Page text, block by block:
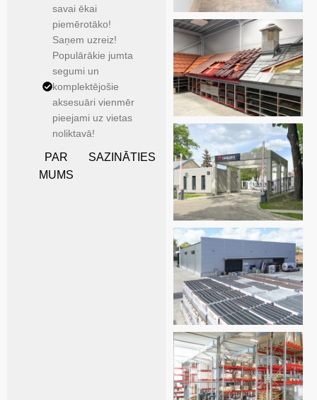
savai ēkai
piemērotāko!
Saņem uzreiz!
Populārākie jumta
segumi un
komplektējošie
aksesuāri vienmēr
pieejami uz vietas
noliktavā!
PAR
MUMS
SAZINĀTIES